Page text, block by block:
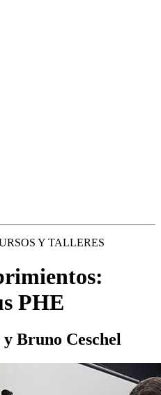
Y TALLERES
PHE
Bruno Ceschel